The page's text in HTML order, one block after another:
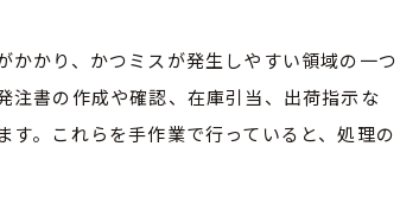
かり、かつミスが発生しやすい領域の一つ
注書の作成や確認、在庫引当、出荷指示な
。これらを手作業で行っていると、処理の